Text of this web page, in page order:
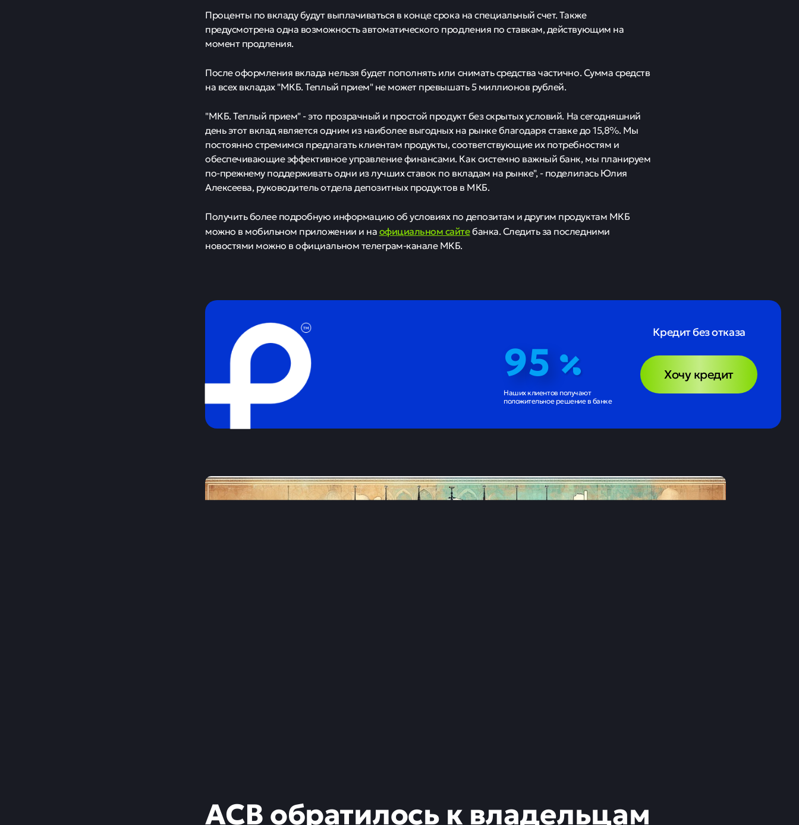
Проценты по вкладу будут выплачиваться в конце срока на специальный счет. Также
предусмотрена одна возможность автоматического продления по ставкам, действующим на
момент продления.
После оформления вклада нельзя будет пополнять или снимать средства частично. Сумма средств
на всех вкладах "МКБ. Теплый прием" не может превышать 5 миллионов рублей.
"МКБ. Теплый прием" - это прозрачный и простой продукт без скрытых условий. На сегодняшний
день этот вклад является одним из наиболее выгодных на рынке благодаря ставке до 15,8%. Мы
постоянно стремимся предлагать клиентам продукты, соответствующие их потребностям и
обеспечивающие эффективное управление финансами. Как системно важный банк, мы планируем
по-прежнему поддерживать одни из лучших ставок по вкладам на рынке", - поделилась Юлия
Алексеева, руководитель отдела депозитных продуктов в МКБ.
Получить более подробную информацию об условиях по депозитам и другим продуктам МКБ
можно в мобильном приложении и наофициальном сайтебанка. Следить за последними
новостями можно в официальном телеграм-канале МКБ.
95
Наших клиентов получают
положительное решение в банке
Кредит без отказа
Хочу кредит
АСВ обратилось к владельцам